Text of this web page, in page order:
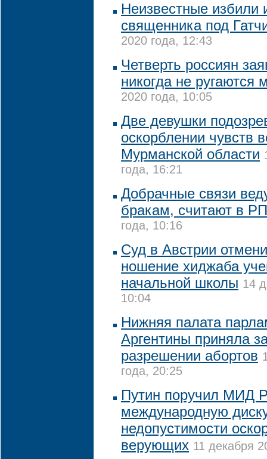
Неизвестные избили
священника под
2020 года, 12:43
Четверть россиян
никогда не ругаются
2020 года, 10:05
Две девушки
оскорблении чувств
Мурманской области
года, 16:21
Добрачные связи
бракам, считают в
года, 10:16
Суд в Австрии
ношение хиджаба
начальной школы 14
10:04
Нижняя палата
Аргентины приняла
разрешении абортов
года, 20:25
Путин поручил МИД
международную
недопустимости
верующих 11 декабря